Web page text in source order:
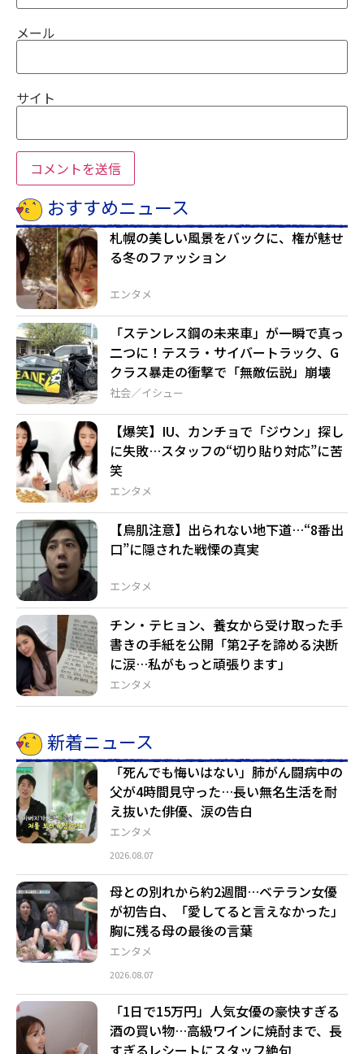
メール
サイト
おすすめニュース
エンタメ
札幌の美しい風景をバックに、権が魅せ
る冬のファッション
社会／イシュー
「ステンレス鋼の未来車」が一瞬で真っ
二つに！テスラ・サイバートラック、G
クラス暴走の衝撃で「無敵伝説」崩壊
エンタメ
【爆笑】IU、カンチョで「ジウン」探し
に失敗…スタッフの“切り貼り対応”に苦
笑
エンタメ
【鳥肌注意】出られない地下道…“8番出
口”に隠された戦慄の真実
エンタメ
チン・テヒョン、養女から受け取った手
書きの手紙を公開「第2子を諦める決断
に涙…私がもっと頑張ります」
新着ニュース
エンタメ
「死んでも悔いはない」肺がん闘病中の
父が4時間見守った…長い無名生活を耐
え抜いた俳優、涙の告白
2026.08.07
エンタメ
母との別れから約2週間…ベテラン女優
が初告白、「愛してると言えなかった」
胸に残る母の最後の言葉
2026.08.07
「1日で15万円」人気女優の豪快すぎる
酒の買い物…高級ワインに焼酎まで、長